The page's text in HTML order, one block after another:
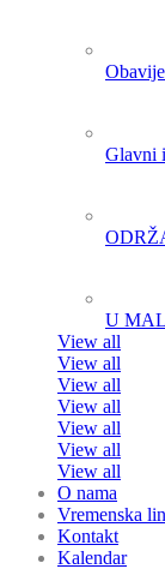
Glavni
U
View all
View all
View all
View all
View all
View all
View all
O nama
Vremenska
Kontakt
Kalendar